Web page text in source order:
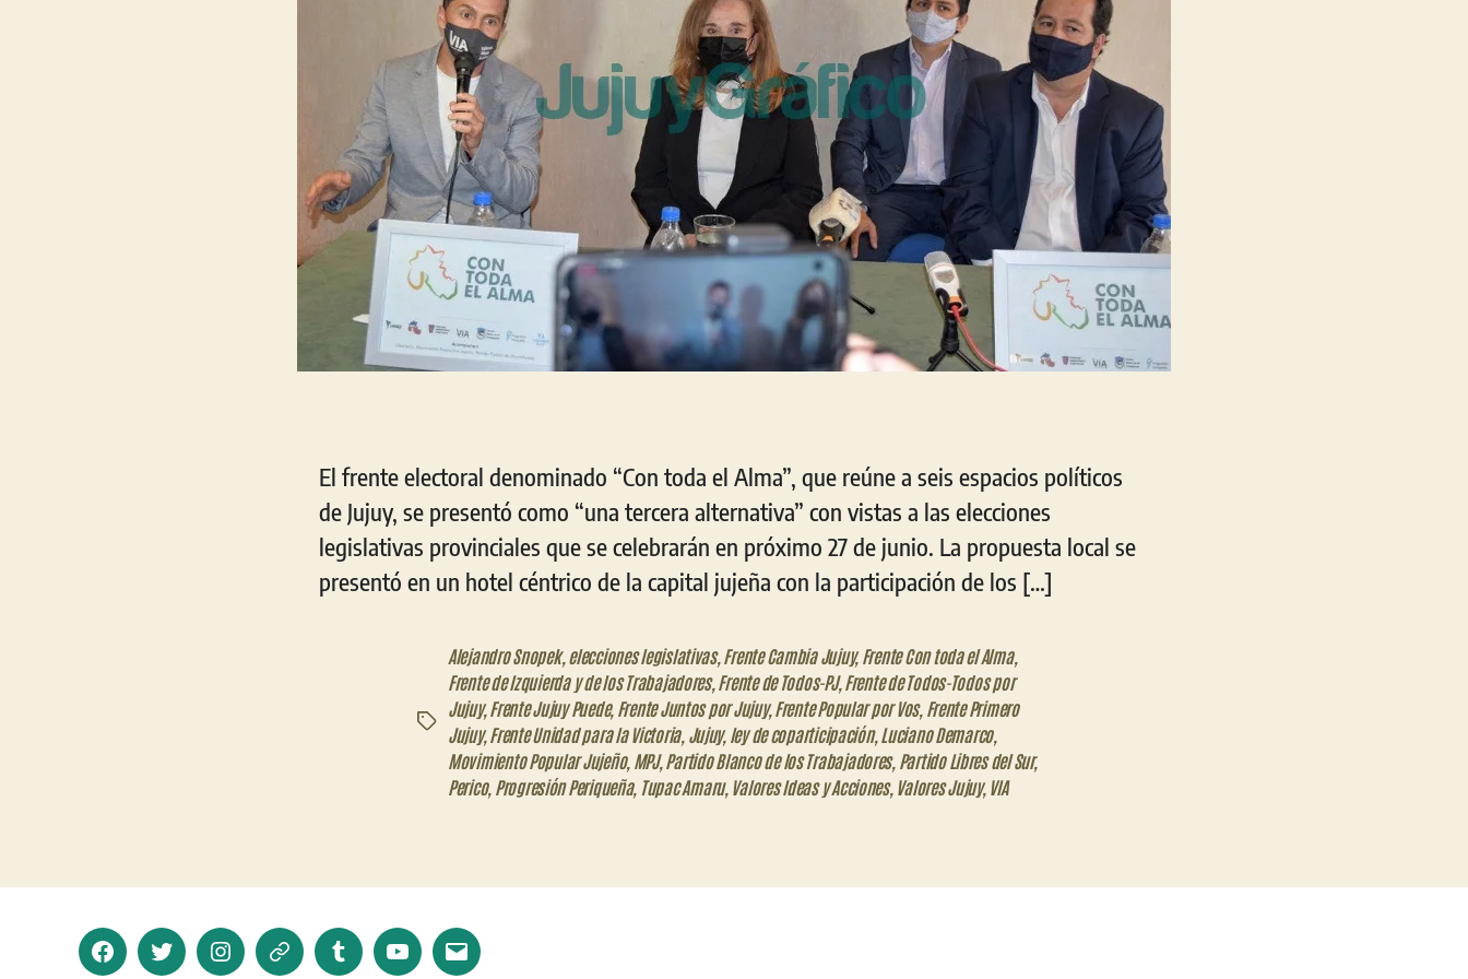
El frente electoral denominado “Con toda el Alma”, que reúne a seis espacios políticos
de Jujuy, se presentó como “una tercera alternativa” con vistas a las elecciones
legislativas provinciales que se celebrarán en próximo 27 de junio. La propuesta local se
presentó en un hotel céntrico de la capital jujeña con la participación de los […]
Etiquetas
Alejandro Snopek, elecciones legislativas, Frente Cambia Jujuy, Frente Con toda el Alma,
Frente de Izquierda y de los Trabajadores, Frente de Todos-PJ, Frente de Todos-Todos por
Jujuy, Frente Jujuy Puede, Frente Juntos por Jujuy, Frente Popular por Vos, Frente Primero
Jujuy, Frente Unidad para la Victoria, Jujuy, ley de coparticipación, Luciano Demarco,
Movimiento Popular Jujeño, MPJ, Partido Blanco de los Trabajadores, Partido Libres del Sur,
Perico, Progresión Periqueña, Tupac Amaru, Valores Ideas y Acciones, Valores Jujuy, VIA
FacebookTwitter InstagramTelegramTumblr YouTubeCorreo